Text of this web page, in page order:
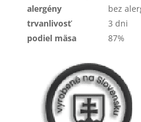
alergény
bez
trvanlivosť
3 dni
podiel mäsa
87%